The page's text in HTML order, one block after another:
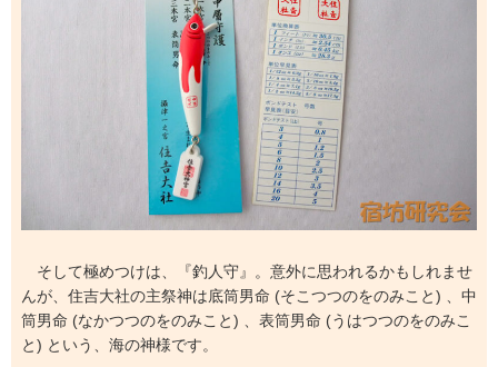
そして極めつけは、『釣人守』。意外に思われるかもしれませ
んが、住吉大社の主祭神は底筒男命 (そこつつのをのみこと) 、中
筒男命 (なかつつのをのみこと) 、表筒男命 (うはつつのをのみこ
と) という、海の神様です。